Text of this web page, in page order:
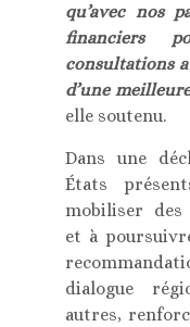
qu’avec nos
financiers
consultations
d’une
elle soutenu.
Dans une
États
mobiliser des
et à
dialogue
autres,